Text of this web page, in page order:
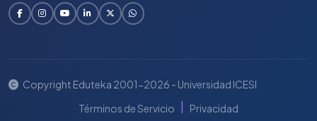
Copyright Eduteka 2001-2026 - Universidad ICESI
Términos de Servicio | Privacidad